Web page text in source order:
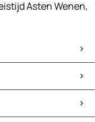
Asten Wenen,